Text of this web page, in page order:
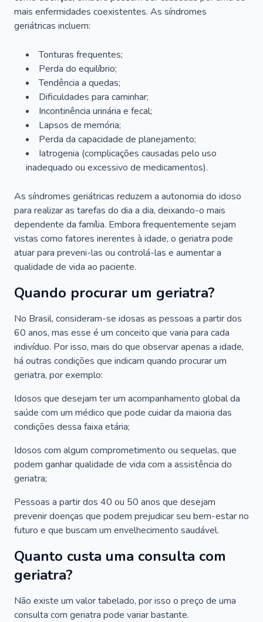
mais enfermidades coexistentes. As síndromes
geriátricas incluem:
Tonturas frequentes;
Perda do equilíbrio;
Tendência a quedas;
Dificuldades para caminhar;
Incontinência urinária e fecal;
Lapsos de memória;
Perda da capacidade de planejamento;
Iatrogenia (complicações causadas pelo uso
inadequado ou excessivo de medicamentos).
As síndromes geriátricas reduzem a autonomia do idoso
para realizar as tarefas do dia a dia, deixando-o mais
dependente da família. Embora frequentemente sejam
vistas como fatores inerentes à idade, o geriatra pode
atuar para preveni-las ou controlá-las e aumentar a
qualidade de vida ao paciente.
Quando procurar um geriatra?
No Brasil, consideram-se idosas as pessoas a partir dos
60 anos, mas esse é um conceito que varia para cada
indivíduo. Por isso, mais do que observar apenas a idade,
há outras condições que indicam quando procurar um
geriatra, por exemplo:
Idosos que desejam ter um acompanhamento global da
saúde com um médico que pode cuidar da maioria das
condições dessa faixa etária;
Idosos com algum comprometimento ou sequelas, que
podem ganhar qualidade de vida com a assistência do
geriatra;
Pessoas a partir dos 40 ou 50 anos que desejam
prevenir doenças que podem prejudicar seu bem-estar no
futuro e que buscam um envelhecimento saudável.
Quanto custa uma consulta com
geriatra?
Não existe um valor tabelado, por isso o preço de uma
consulta com geriatra pode variar bastante.